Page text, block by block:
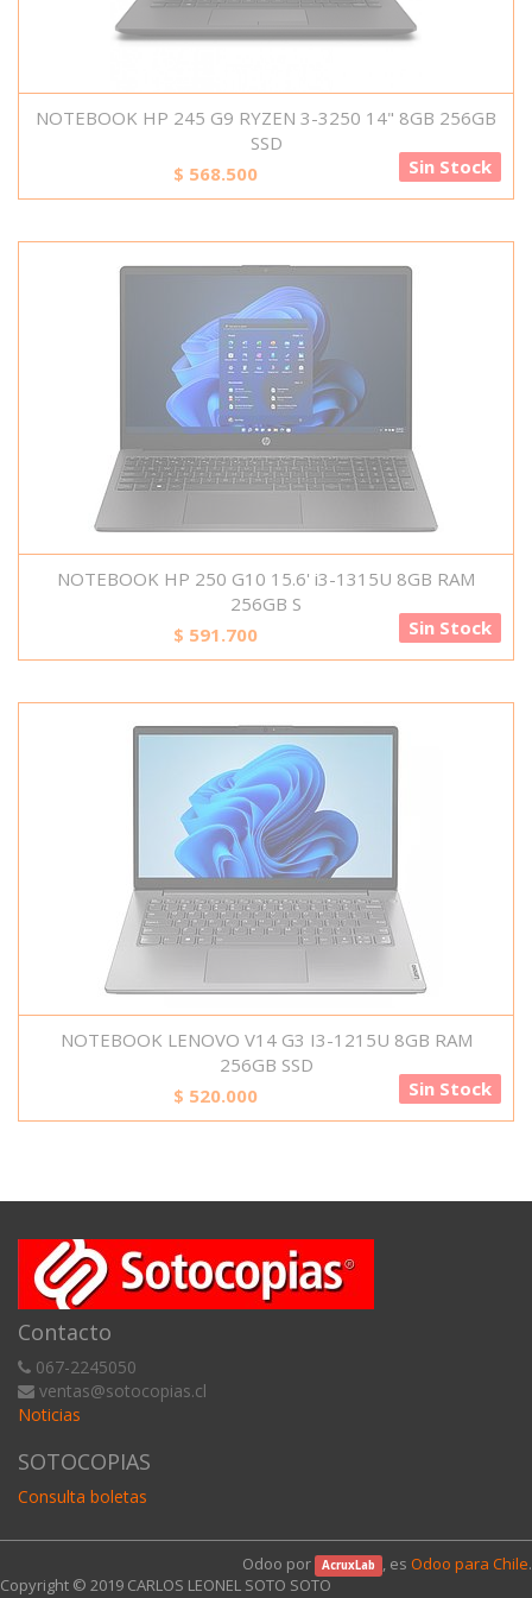
NOTEBOOK HP 245 G9 RYZEN 3-3250 14" 8GB 256GB
SSD
$ 568.500 Sin Stock
NOTEBOOK HP 250 G10 15.6' i3-1315U 8GB RAM
256GB S
$ 591.700 Sin Stock
NOTEBOOK LENOVO V14 G3 I3-1215U 8GB RAM
256GB SSD
$ 520.000 Sin Stock
Contacto
067-2245050
ventas@sotocopias.cl
Noticias
SOTOCOPIAS
Consulta boletas
Odoo por AcruxLab , es Odoo para Chile.
Copyright © 2019 CARLOS LEONEL SOTO SOTO